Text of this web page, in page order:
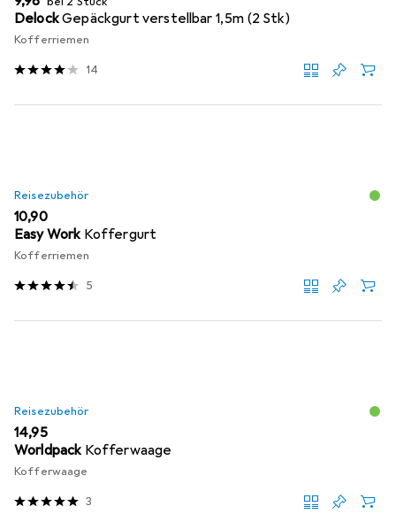
DelockGepäckgurt verstellbar 1,5m (2 Stk)
Kofferriemen
14
Reisezubehör
EUR
10,90
Easy Work Koffergurt
Kofferriemen
5
Reisezubehör
EUR
14,95
Worldpack Kofferwaage
Kofferwaage
3